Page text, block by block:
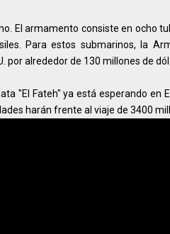
El armamento consiste en ocho
Para estos submarinos, la
por alrededor de 130 millones de
"El Fateh" ya está esperando en
harán frente al viaje de 3400